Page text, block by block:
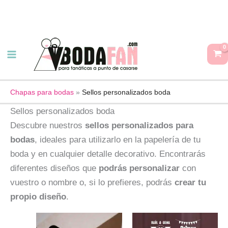
Chapas para bodas » Sellos personalizados boda
Sellos personalizados boda
Descubre nuestros sellos personalizados para
bodas, ideales para utilizarlo en la papelería de tu
boda y en cualquier detalle decorativo. Encontrarás
diferentes diseños que podrás personalizar con
vuestro o nombre o, si lo prefieres, podrás crear tu
propio diseño.
Este